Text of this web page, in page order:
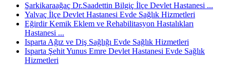
Şarkikaraağaç Dr.Saadettin Bilgiç İlçe Devlet Hastanesi ...
Yalvaç İlçe Devlet Hastanesi Evde Sağlık Hizmetleri
Eğirdir Kemik Eklem ve Rehabilitasyon Hastalıkları
Hastanesi ...
Isparta Ağız ve Diş Sağlığı Evde Sağlık Hizmetleri
Isparta Şehit Yunus Emre Devlet Hastanesi Evde Sağlık
Hizmetleri